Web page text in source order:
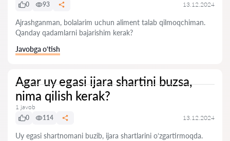
0
93 13.12.2024
Ajrashganman, bolalarim uchun aliment talab qilmoqchiman.
Qanday qadamlarni bajarishim kerak?
Javobga o‘tish
Agar uy egasi ijara shartini buzsa,
nima qilish kerak?
1 javob
0
114 13.12.2024
Uy egasi shartnomani buzib, ijara shartlarini o‘zgartirmoqda.